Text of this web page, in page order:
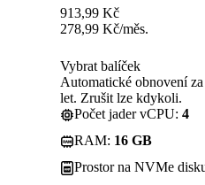
913,99 Kč
278,99 Kč/měs.
Vybrat balíček
Automatické obnovení
let. Zrušit lze kdykoli.
Počet jader vCPU: 4
RAM: 16 GB
Prostor na NVMe